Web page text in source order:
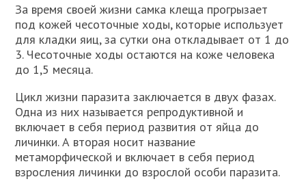
За время своей жизни самка клеща прогрызает
под кожей чесоточные ходы, которые использует
для кладки яиц, за сутки она откладывает от 1 до
3. Чесоточные ходы остаются на коже человека
до 1,5 месяца.
Цикл жизни паразита заключается в двух фазах.
Одна из них называется репродуктивной и
включает в себя период развития от яйца до
личинки. А вторая носит название
метаморфической и включает в себя период
взросления личинки до взрослой особи паразита.